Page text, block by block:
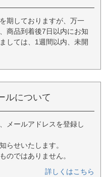
期しておりますが、万一
商品到着後7日以内にお知
しては、1週間以内、未開
ルについて
メールアドレスを登録し
らせいたします。
のではありません。
詳しくはこちら